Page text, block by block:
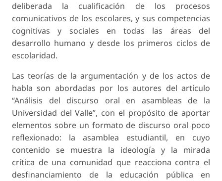
deliberada la cualificación de los procesos
comunicativos de los escolares, y sus competencias
cognitivas y sociales en todas las áreas del
desarrollo humano y desde los primeros ciclos de
escolaridad.
Las teorías de la argumentación y de los actos de
habla son abordadas por los autores del artículo
“Análisis del discurso oral en asambleas de la
Universidad del Valle”, con el propósito de aportar
elementos sobre un formato de discurso oral poco
reflexionado: la asamblea estudiantil, en cuyo
contenido se muestra la ideología y la mirada
crítica de una comunidad que reacciona contra el
desfinanciamiento de la educación pública en